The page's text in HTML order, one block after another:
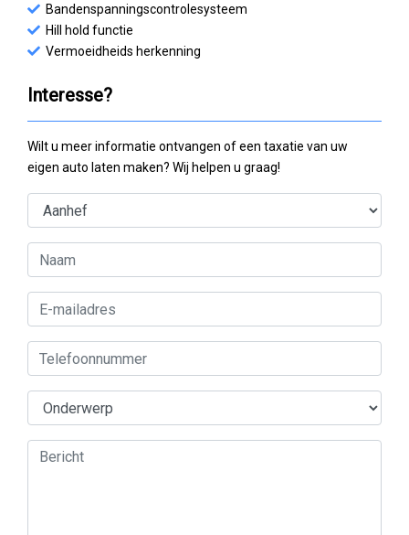
Bandenspanningscontrolesysteem
Hill hold functie
Vermoeidheids herkenning
Interesse?
Wilt u meer informatie ontvangen of een taxatie van uw
eigen auto laten maken? Wij helpen u graag!